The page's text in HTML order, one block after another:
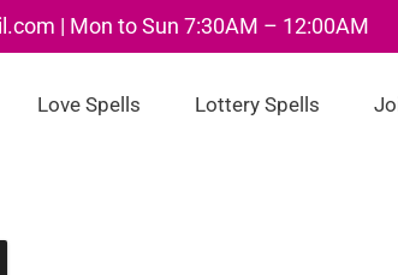
| Mon to Sun 7:30AM – 12:00AM
Love Spells Lottery Spells